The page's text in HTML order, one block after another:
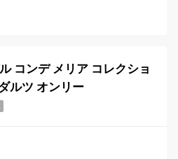
コンデ メリア コレクショ
ルツ オンリー